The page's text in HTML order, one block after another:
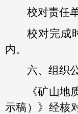
校对责任
校对完成
内。
六、组织
《矿山
示稿）》经核